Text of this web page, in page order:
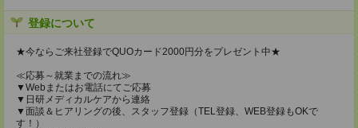
登録について
★今ならご来社登録でQUOカード2000円分をプレゼント中★
≪応募～就業までの流れ≫
▼Webまたはお電話にてご応募
▼日研メディカルケアから連絡
▼面談＆ヒアリングの後、スタッフ登録（TEL登録、WEB登録もOKで
す！）